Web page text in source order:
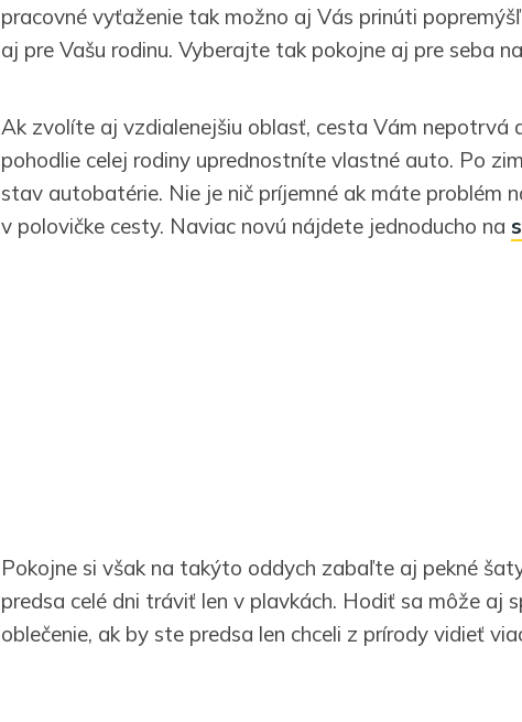
pracovné vyťaženie tak možno aj Vás prinúti
aj pre Vašu rodinu. Vyberajte tak pokojne aj pre seba na
Ak zvolíte aj vzdialenejšiu oblasť, cesta Vám nepotrvá
pohodlie celej rodiny uprednostníte vlastné auto. Po
stav autobatérie. Nie je nič príjemné ak máte problém
v polovičke cesty. Naviac novú nájdete jednoducho na
Pokojne si však na takýto oddych zabaľte aj pekné
predsa celé dni tráviť len v plavkách. Hodiť sa môže aj
oblečenie, ak by ste predsa len chceli z prírody vidieť